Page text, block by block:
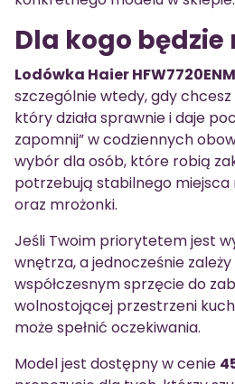
Dla kogo będzie
Lodówka Haier
szczególnie wtedy, gdy
który działa sprawnie i daje
zapomnij” w codziennych
wybór dla osób, które robią
potrzebują stabilnego miejsca
oraz mrożonki.
Jeśli Twoim priorytetem jest
wnętrza, a jednocześnie
współczesnym sprzęcie do
wolnostojącej przestrzeni
może spełnić oczekiwania.
Model jest dostępny w cenie